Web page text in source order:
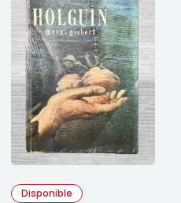
Disponible